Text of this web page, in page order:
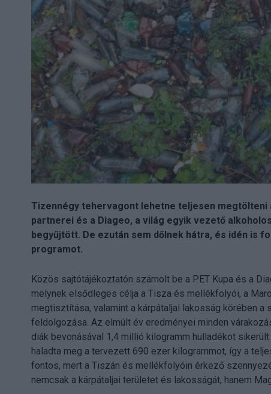
Tizennégy tehervagont lehetne teljesen megtölteni
partnerei és a Diageo, a világ egyik vezető
begyűjtött. De ezután sem dőlnek hátra, és idén is
programot.
Közös sajtótájékoztatón számolt be a PET Kupa és a
melynek elsődleges célja a Tisza és mellékfolyói, a
megtisztítása, valamint a kárpátaljai lakosság körében
feldolgozása. Az elmúlt év eredményei minden
diák bevonásával 1,4 millió kilogramm hulladékot
haladta meg a tervezett 690 ezer kilogrammot, így a
fontos, mert a Tiszán és mellékfolyóin érkező
nemcsak a kárpátaljai területet és lakosságát, hanem